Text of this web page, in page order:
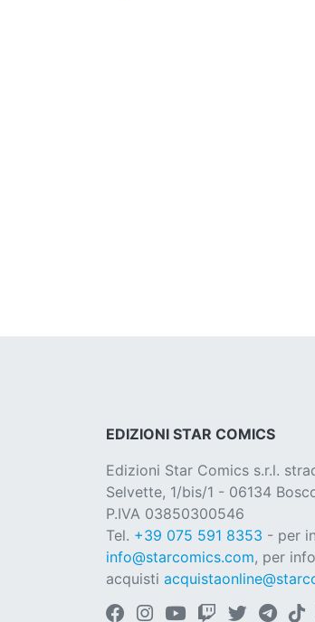
EDIZIONI STAR COMICS
Edizioni Star Comics s.r.l.
Selvette, 1/bis/1 - 06134
P.IVA 03850300546
Tel. +39 075 591 8353 - per
info@starcomics.com, per
acquisti